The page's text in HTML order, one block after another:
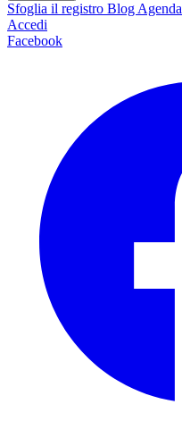
Sfoglia il registro Blog Agenda
Accedi
Facebook